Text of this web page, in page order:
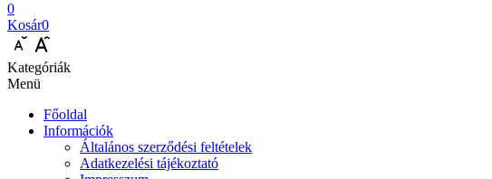
0
Kosár0
Kategóriák
Menü
Főoldal
Információk
Általános szerződési feltételek
Adatkezelési tájékoztató